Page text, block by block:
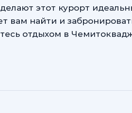
этот курорт
вам найти и
отдыхом в